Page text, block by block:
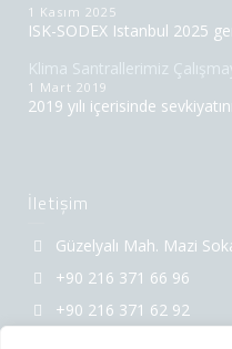
1 Kasım 2025
ISK-SODEX Istanbul 2025
Klima Santrallerimiz
1 Mart 2019
2019 yılı içerisinde
İletişim
Güzelyalı Mah. Mazi
+90 216 371 66 96
+90 216 371 62 92